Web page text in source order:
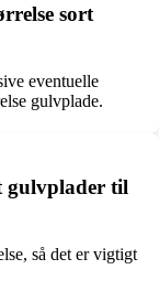
sort
eventuelle
gulvplade.
gulvplader til
så det er vigtigt